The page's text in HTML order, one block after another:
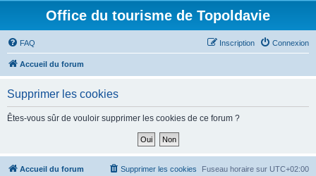
Office du tourisme de Topoldavie
FAQ Connexion
Inscription
Accueil du forum
Supprimer les cookies
Êtes-vous sûr de vouloir supprimer les cookies de ce forum ?
Accueil du forum Fuseau horaire sur UTC+02:00
Supprimer les cookies